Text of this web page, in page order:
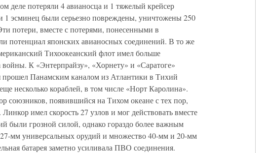
деле потеряли 4 авианосца и 1 тяжелый крейсер
эсминец были серьезно повреждены, уничтожены 250
потери, вместе с потерями, понесенными в
потенциал японских авианосных соединений. В то же
Тихоокеанский флот имел больше
войны. К «Энтерпрайзу», «Хорнету» и «Саратоге»
прошел Панамским каналом из Атлантики в Тихий
несколько кораблей, в том числе «Норт Каролина».
союзников, появившийся на Тихом океане с тех пор,
имел скорость 27 узлов и мог действовать вместе
были грозной силой, однако гораздо более важным
мм универсальных орудий и множество 40-мм и 20-мм
батарея заметно усиливала ПВО соединения.